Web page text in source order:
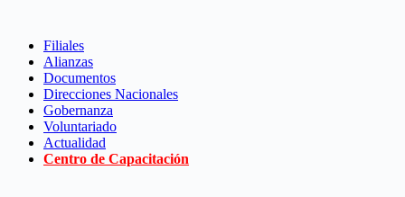
contenidoFiliales
Alianzas
Documentos
Direcciones Nacionales
Gobernanza
Voluntariado
Actualidad
Centro de Capacitación